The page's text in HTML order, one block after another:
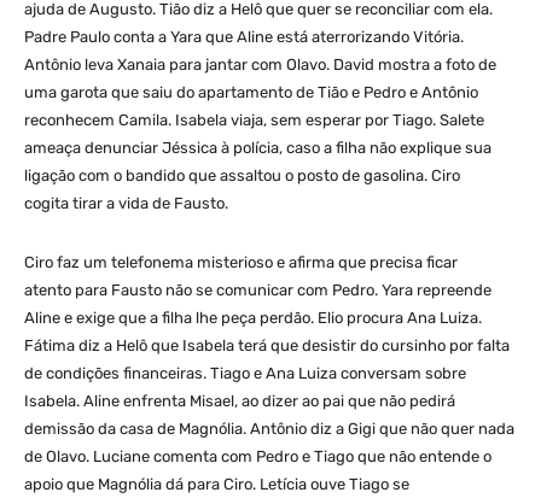
ajuda de Augusto. Tião diz a Helô que quer se reconciliar com ela.
Padre Paulo conta a Yara que Aline está aterrorizando Vitória.
Antônio leva Xanaia para jantar com Olavo. David mostra a foto de
uma garota que saiu do apartamento de Tião e Pedro e Antônio
reconhecem Camila. Isabela viaja, sem esperar por Tiago. Salete
ameaça denunciar Jéssica à polícia, caso a filha não explique sua
ligação com o bandido que assaltou o posto de gasolina. Ciro
cogita tirar a vida de Fausto.
Ciro faz um telefonema misterioso e afirma que precisa ficar
atento para Fausto não se comunicar com Pedro. Yara repreende
Aline e exige que a filha lhe peça perdão. Elio procura Ana Luiza.
Fátima diz a Helô que Isabela terá que desistir do cursinho por falta
de condições financeiras. Tiago e Ana Luiza conversam sobre
Isabela. Aline enfrenta Misael, ao dizer ao pai que não pedirá
demissão da casa de Magnólia. Antônio diz a Gigi que não quer nada
de Olavo. Luciane comenta com Pedro e Tiago que não entende o
apoio que Magnólia dá para Ciro. Letícia ouve Tiago se